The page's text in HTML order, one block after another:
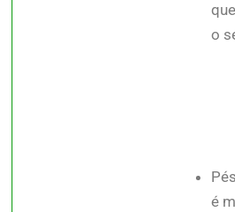
o
é